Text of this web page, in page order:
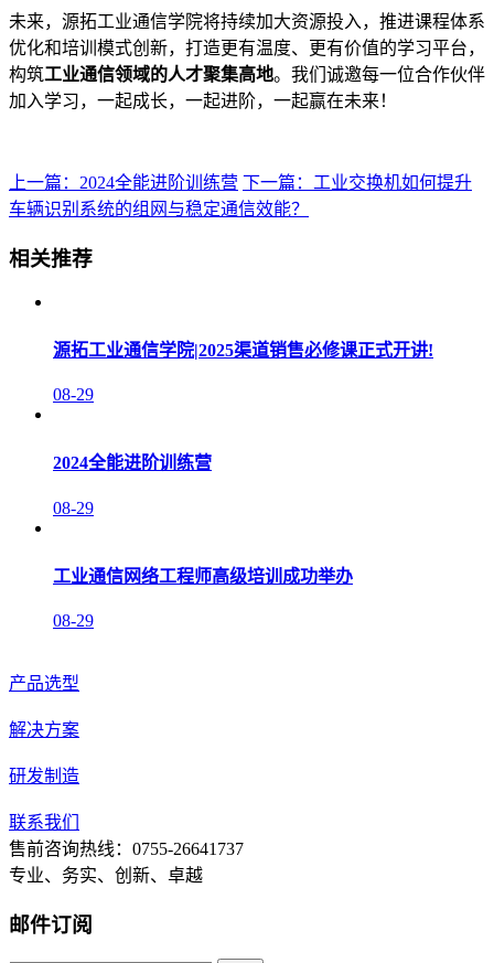
未来，源拓工业通信学院将持续加大资源投入，推进课程体系
优化和培训模式创新，打造更有温度、更有价值的学习平台，
构筑工业通信领域的人才聚集高地。 我们诚邀每一位合作伙伴
加入学习，一起成长，一起进阶，一起赢在未来！
上一篇：2024全能进阶训练营 下一篇：工业交换机如何提升
车辆识别系统的组网与稳定通信效能？
相关推荐
源拓工业通信学院|2025渠道销售必修课正式开讲!
08-29
2024全能进阶训练营
08-29
工业通信网络工程师高级培训成功举办
08-29
产品选型
解决方案
研发制造
联系我们
售前咨询热线：0755-26641737
专业、务实、创新、卓越
邮件订阅